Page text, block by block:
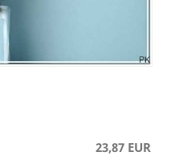
23,87 EUR